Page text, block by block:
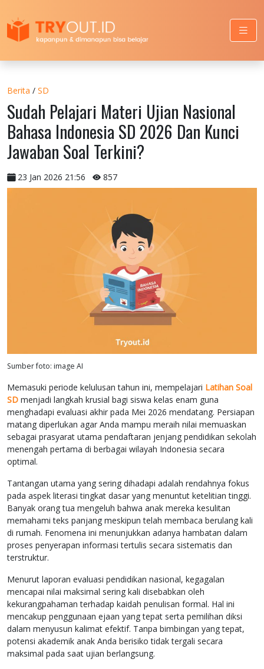
Berita / SD
Sudah Pelajari Materi Ujian Nasional
Bahasa Indonesia SD 2026 Dan Kunci
Jawaban Soal Terkini?
23 Jan 2026 21:56 857
Sumber foto: image AI
Memasuki periode kelulusan tahun ini, mempelajari Latihan Soal
SD menjadi langkah krusial bagi siswa kelas enam guna
menghadapi evaluasi akhir pada Mei 2026 mendatang. Persiapan
matang diperlukan agar Anda mampu meraih nilai memuaskan
sebagai prasyarat utama pendaftaran jenjang pendidikan sekolah
menengah pertama di berbagai wilayah Indonesia secara
optimal.
Tantangan utama yang sering dihadapi adalah rendahnya fokus
pada aspek literasi tingkat dasar yang menuntut ketelitian tinggi.
Banyak orang tua mengeluh bahwa anak mereka kesulitan
memahami teks panjang meskipun telah membaca berulang kali
di rumah. Fenomena ini menunjukkan adanya hambatan dalam
proses penyerapan informasi tertulis secara sistematis dan
terstruktur.
Menurut laporan evaluasi pendidikan nasional, kegagalan
mencapai nilai maksimal sering kali disebabkan oleh
kekurangpahaman terhadap kaidah penulisan formal. Hal ini
mencakup penggunaan ejaan yang tepat serta pemilihan diksi
dalam menyusun kalimat efektif. Tanpa bimbingan yang tepat,
potensi akademik anak Anda berisiko tidak tergali secara
maksimal pada saat ujian berlangsung.